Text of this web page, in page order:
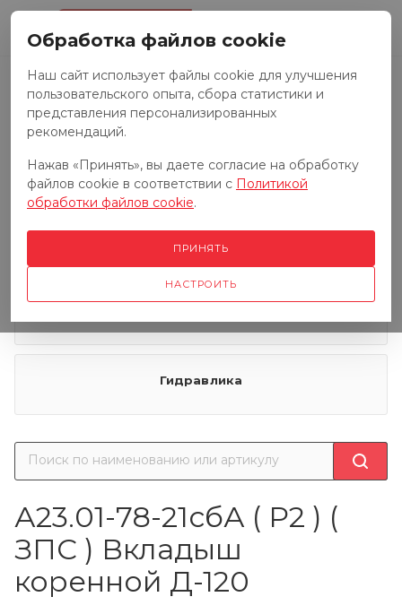
Запчасти к тракторам
Запчасти к грузовым автомобилям
Гидравлика
А23.01-78-21сбА ( Р2 ) (
ЗПС ) Вкладыш
коренной Д-120
Обработка файлов cookie
Наш сайт использует файлы cookie для улучшения
пользовательского опыта, сбора статистики и
представления персонализированных
рекомендаций.
Нажав «Принять», вы даете согласие на обработку
файлов cookie в соответствии с Политикой
обработки файлов cookie.
НАСТРОИТЬ
ПРИНЯТЬ